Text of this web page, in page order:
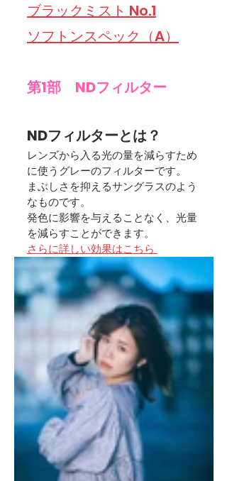
ブラックミスト No.1
ソフトンスペック（A）
第1部　NDフィルター
NDフィルターとは？
レンズから入る光の量を減らすため
に使うグレーのフィルターです。
まぶしさを抑えるサングラスのよう
なものです。
発色に影響を与えることなく、光量
を減らすことができます。
さらに詳しい効果はこちら